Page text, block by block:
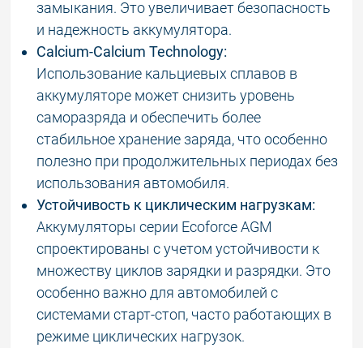
замыкания. Это увеличивает безопасность
и надежность аккумулятора.
Calcium-Calcium Technology:
Использование кальциевых сплавов в
аккумуляторе может снизить уровень
саморазряда и обеспечить более
стабильное хранение заряда, что особенно
полезно при продолжительных периодах без
использования автомобиля.
Устойчивость к циклическим нагрузкам:
Аккумуляторы серии Ecoforce AGM
спроектированы с учетом устойчивости к
множеству циклов зарядки и разрядки. Это
особенно важно для автомобилей с
системами старт-стоп, часто работающих в
режиме циклических нагрузок.